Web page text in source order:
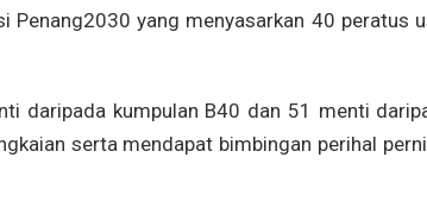
Penang2030 yang menyasarkan 40 peratus
daripada kumpulan B40 dan 51 menti
serta mendapat bimbingan perihal